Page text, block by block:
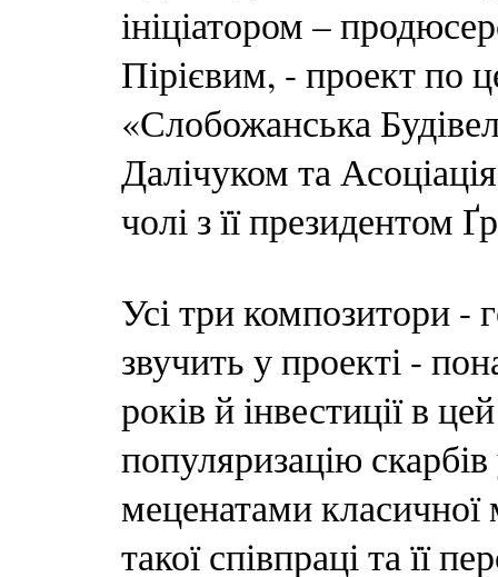
ініціатором –
Пірієвим, - проект по
«Слобожанська
Далічуком та
чолі з її президентом
Усі три композитори -
звучить у проекті -
років й інвестиції в
популяризацію
меценатами класичної
такої співпраці та її